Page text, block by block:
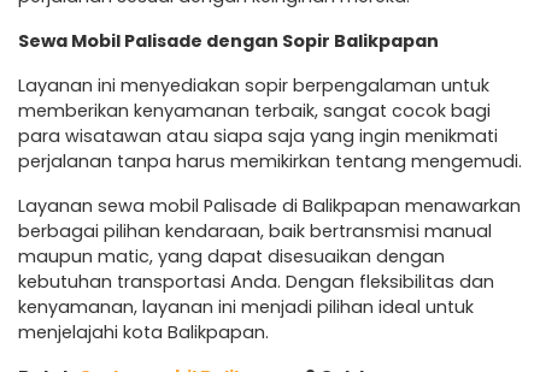
Sewa Mobil Palisade dengan Sopir Balikpapan
Layanan ini menyediakan sopir berpengalaman untuk
memberikan kenyamanan terbaik, sangat cocok bagi
para wisatawan atau siapa saja yang ingin menikmati
perjalanan tanpa harus memikirkan tentang mengemudi.
Layanan sewa mobil Palisade di Balikpapan menawarkan
berbagai pilihan kendaraan, baik bertransmisi manual
maupun matic, yang dapat disesuaikan dengan
kebutuhan transportasi Anda. Dengan fleksibilitas dan
kenyamanan, layanan ini menjadi pilihan ideal untuk
menjelajahi kota Balikpapan.